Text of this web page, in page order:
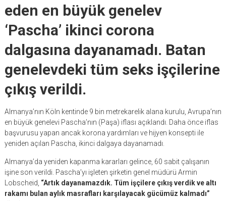
eden en büyük genelev
‘Pascha’ ikinci corona
dalgasına dayanamadı. Batan
genelevdeki tüm seks işçilerine
çıkış verildi.
Almanya’nın Köln kentinde 9 bin metrekarelik alana kurulu, Avrupa’nın
en büyük genelevi Pascha’nın (Paşa) iflası açıklandı. Daha önce iflas
başvurusu yapan ancak korona yardımları ve hijyen konsepti ile
yeniden açılan Pascha, ikinci dalgaya dayanamadı.
Almanya’da yeniden kapanma kararları gelince, 60 sabit çalışanın
işine son verildi. Pascha’yı işleten şirketin genel müdürü Armin
Lobscheid, “Artık dayanamazdık. Tüm işçilere çıkış verdik ve altı
rakamı bulan aylık masrafları karşılayacak gücümüz kalmadı”